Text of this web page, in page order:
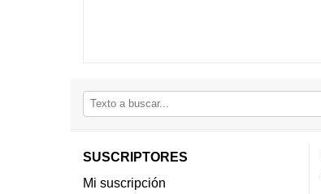
SUSCRIPTORES
Mi suscripción